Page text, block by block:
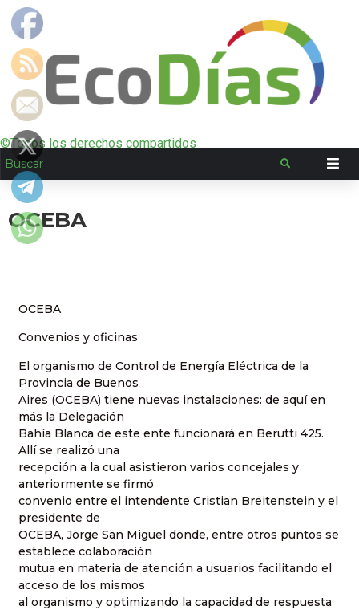
©Todos los derechos compartidos
OCEBA
OCEBA
Convenios y oficinas
El organismo de Control de Energía Eléctrica de la
Provincia de Buenos
Aires (OCEBA) tiene nuevas instalaciones: de aquí en
más la Delegación
Bahía Blanca de este ente funcionará en Berutti 425.
Allí se realizó una
recepción a la cual asistieron varios concejales y
anteriormente se firmó
convenio entre el intendente Cristian Breitenstein y el
presidente de
OCEBA, Jorge San Miguel donde, entre otros puntos se
establece colaboración
mutua en materia de atención a usuarios facilitando el
acceso de los mismos
al organismo y optimizando la capacidad de respuesta